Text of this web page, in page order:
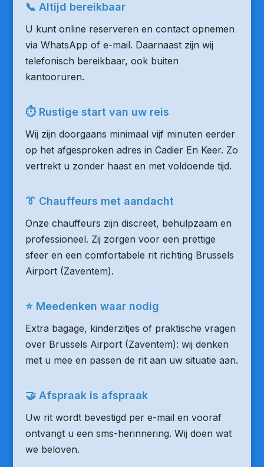
📞 Altijd bereikbaar
U kunt online reserveren en contact opnemen
via WhatsApp of e-mail. Daarnaast zijn wij
telefonisch bereikbaar, ook buiten
kantooruren.
⏱ Rustige start van uw reis
Wij zijn doorgaans minimaal vijf minuten eerder
op het afgesproken adres in Cadier En Keer. Zo
vertrekt u zonder haast en met voldoende tijd.
👔 Chauffeurs met aandacht
Onze chauffeurs zijn discreet, behulpzaam en
professioneel. Zij zorgen voor een prettige
sfeer en een comfortabele rit richting Brussels
Airport (Zaventem).
⭐ Meedenken waar nodig
Extra bagage, kinderzitjes of praktische vragen
over Brussels Airport (Zaventem): wij denken
met u mee en passen de rit aan uw situatie aan.
🤝 Afspraak is afspraak
Uw rit wordt bevestigd per e-mail en vooraf
ontvangt u een sms-herinnering. Wij doen wat
we beloven.